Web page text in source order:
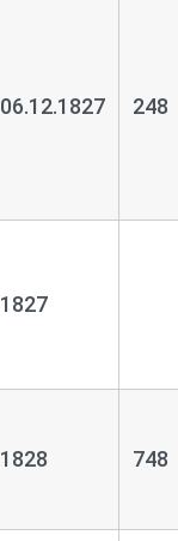
06.12.1827 248
1827
1828 748